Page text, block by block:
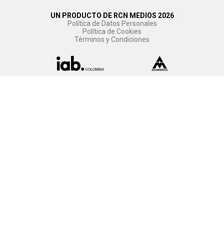
UN PRODUCTO DE RCN MEDIOS 2026
Política de Datos Personales
Política de Cookies
Términos y Condiciones